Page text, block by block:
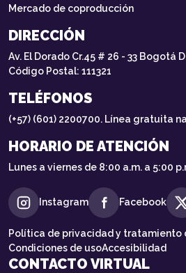
Mercado de coproducción
DIRECCIÓN
Av. El Dorado Cr.45 # 26 - 33 Bogotá
Código Postal: 111321
TELÉFONOS
(+57) (601) 2200700. Línea gratuita
HORARIO DE ATENCIÓN
Lunes a viernes de 8:00 a.m. a 5:00
Instagram Facebook
Política de privacidad y tratamiento
Condiciones de usoAccesibilidad
CONTACTO VIRTUAL